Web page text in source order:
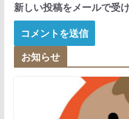
新しい投稿をメールで受
お知らせ